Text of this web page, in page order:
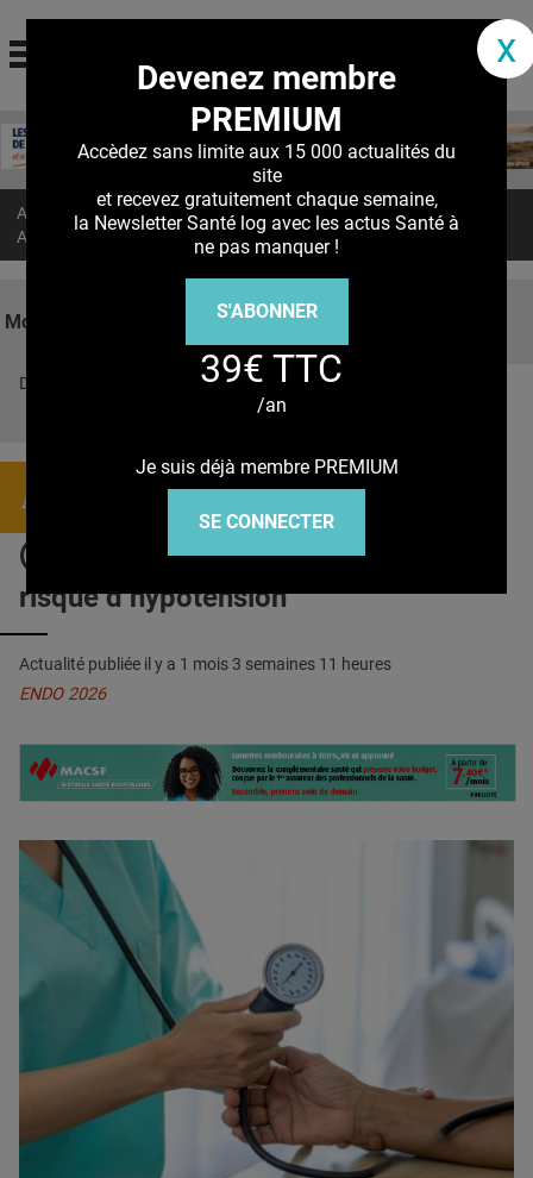
Jump to navigation
La communauté des professionnels de santé
MON COMPTE
S'ABONNER À LA REVUE SOIN À DOMICILE
DOSSIERS
L'APP
QUI SOMMES-NOUS ?
PUBLICITÉ
CONDITIONS GÉNÉRALES
CONTACT
Accueil > Actualités
AGONISTES du GLP-1 : Sur le risque d’hypotension
Mots clés
Découvrez nos réseaux sociaux
Youbute
Actualités
AGONISTES du GLP-1 : Sur le
risque d’hypotension
Actualité publiée il y a 1 mois 3 semaines 11 heures
ENDO 2026
x
Devenez membre
PREMIUM
Accèdez sans limite aux 15 000 actualités du
site
et recevez gratuitement chaque semaine,
la Newsletter Santé log avec les actus Santé à
ne pas manquer !
S'ABONNER
39€ TTC
/an
Je suis déjà membre PREMIUM
SE CONNECTER